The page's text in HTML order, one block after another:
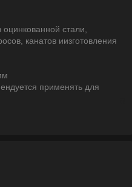
стали,
канатов иизготовления
применять для